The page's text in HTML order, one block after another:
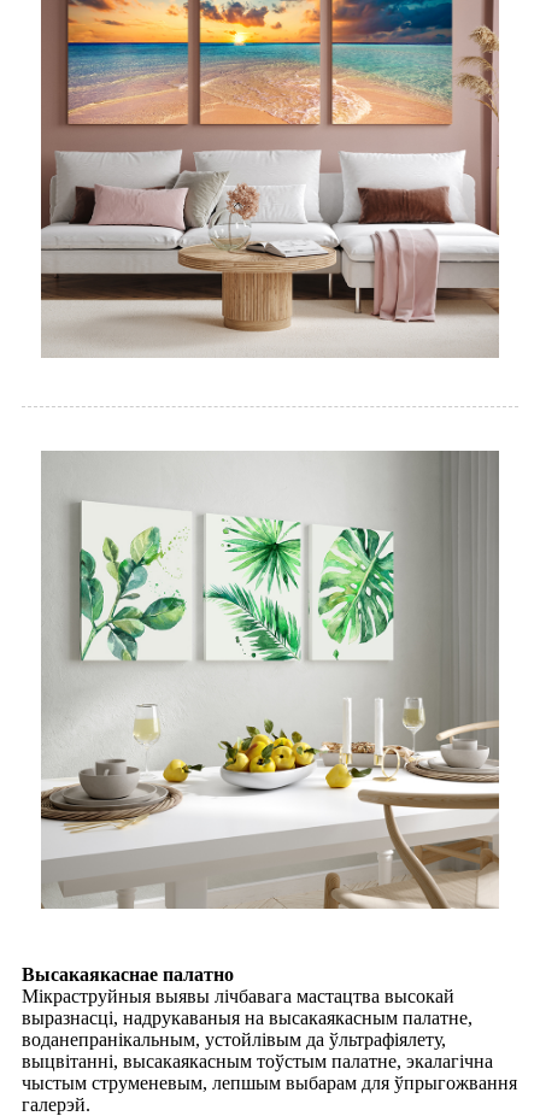
Высакаякаснае палатно
Мікраструйныя выявы лічбавага мастацтва высокай
выразнасці, надрукаваныя на высакаякасным палатне,
воданепранікальным, устойлівым да ўльтрафіялету,
выцвітанні, высакаякасным тоўстым палатне, экалагічна
чыстым струменевым, лепшым выбарам для ўпрыгожвання
галерэй.